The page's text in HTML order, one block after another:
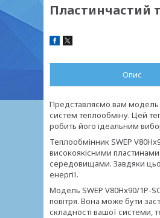
Пластинчастий
Опис
Представляємо вам модель
систем теплообміну. Цей
робить його ідеальним
Теплообмінник SWEP
високоякісними
середовищами. Завдяки
енергії.
Модель SWEP V80Hx90/1P-
повітря. Вона може бути
складності вашої системи,